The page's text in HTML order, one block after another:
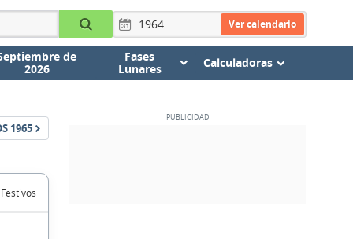
Ver calendario
de
2026
Fases
Lunares
Calculadoras
1965